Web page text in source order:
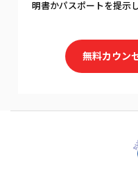
明書かパスポートを提示
無料カウン